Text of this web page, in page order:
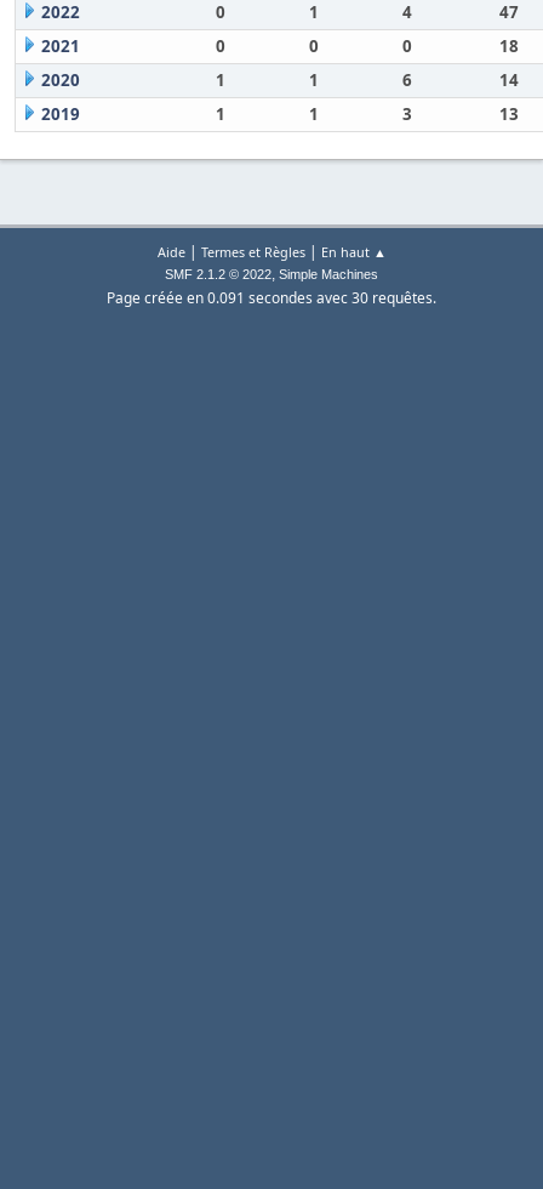
2022
0 1 4
47
2021
0 0 0
18
2020
1 1 6
14
2019
1 1 3 13
Aide| Termes et Règles| En haut ▲
SMF 2.1.2 © 2022, Simple Machines
Page créée en 0.091 secondes avec 30 requêtes.